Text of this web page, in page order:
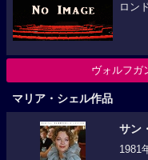
ロン
ヴォルフガ
マリア・シェル作品
サン
1981